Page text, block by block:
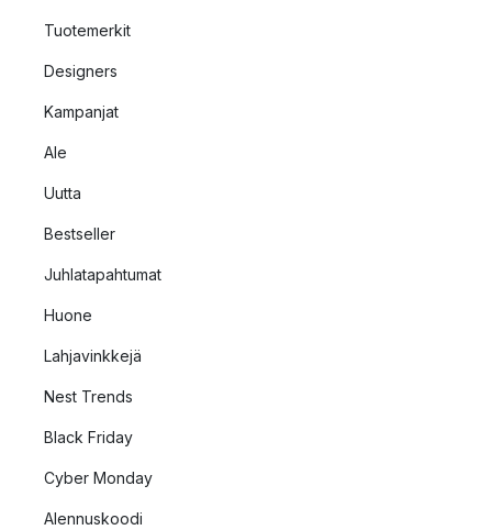
Tuotemerkit
Designers
Kampanjat
Ale
Uutta
Bestseller
Juhlatapahtumat
Huone
Lahjavinkkejä
Nest Trends
Black Friday
Cyber Monday
Alennuskoodi